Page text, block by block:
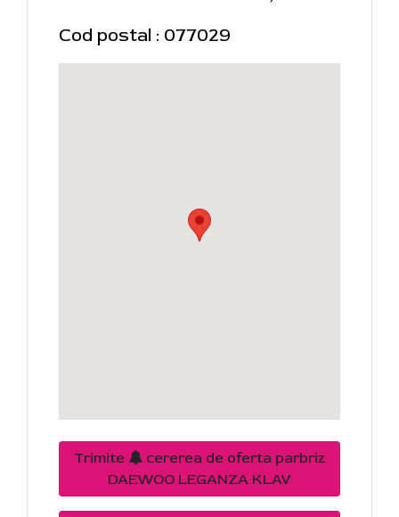
Cod postal : 077029
Trimite
cererea de oferta parbriz
DAEWOO LEGANZA KLAV